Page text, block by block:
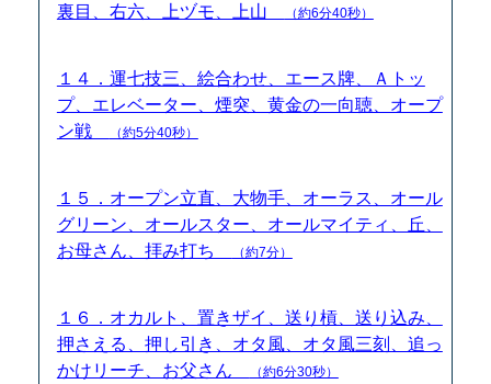
裏目、右六、上ヅモ、上山
（約6分40秒）
１４．運七技三、絵合わせ、エース牌、Ａトッ
プ、エレベーター、煙突、黄金の一向聴、オープ
ン戦
（約5分40秒）
１５．オープン立直、大物手、オーラス、オール
グリーン、オールスター、オールマイティ、丘、
お母さん、拝み打ち
（約7分）
１６．オカルト、置きザイ、送り槓、送り込み、
押さえる、押し引き、オタ風、オタ風三刻、追っ
かけリーチ、お父さん
（約6分30秒）